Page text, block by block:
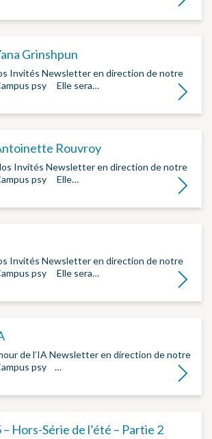
Grinshpun
Invités Newsletter en direction de notre
psy ­ ­ Elle sera…
Lire la
Rouvroy
Invités Newsletter en direction de notre
psy ­ ­ Elle…
Lire la
Invités Newsletter en direction de notre
psy ­ ­ Elle sera…
Lire la
de l’IA Newsletter en direction de notre
psy ­ ­…
Lire la
Hors-Série de l’été – Partie 2